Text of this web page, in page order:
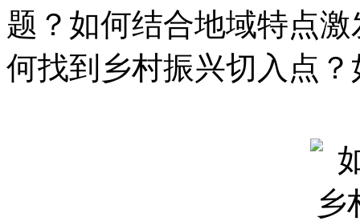
题？如何结合地域特点
何找到乡村振兴切入点